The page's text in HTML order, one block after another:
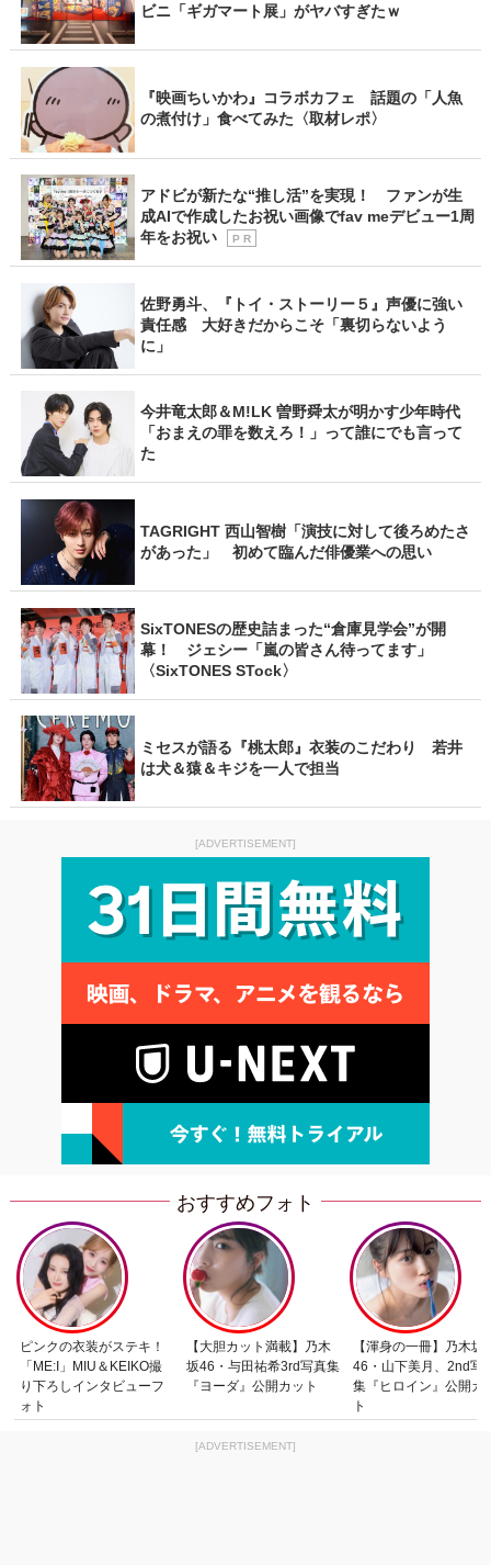
ビニ「ギガマート展」がヤバすぎたｗ
『映画ちいかわ』コラボカフェ 話題の「人魚
の煮付け」食べてみた〈取材レポ〉
アドビが新たな“推し活”を実現！ ファンが生
成AIで作成したお祝い画像でfav meデビュー1周
年をお祝い
P R
佐野勇斗、『トイ・ストーリー５』声優に強い
責任感 大好きだからこそ「裏切らないよう
に」
今井竜太郎＆M!LK 曽野舜太が明かす少年時代
「おまえの罪を数えろ！」って誰にでも言って
た
TAGRIGHT 西山智樹「演技に対して後ろめたさ
があった」 初めて臨んだ俳優業への思い
SixTONESの歴史詰まった“倉庫見学会”が開
幕！ ジェシー「嵐の皆さん待ってます」
〈SixTONES STock〉
ミセスが語る『桃太郎』衣装のこだわり 若井
は犬＆猿＆キジを一人で担当
[ADVERTISEMENT]
おすすめフォト
ピンクの衣装がステキ！
「ME:I」MIU＆KEIKO撮
り下ろしインタビューフ
ォト
【大胆カット満載】乃木
坂46・与田祐希3rd写真集
『ヨーダ』公開カット
【渾身の一冊】乃木坂
46・山下美月、2nd写
集『ヒロイン』公開カ
ト
[ADVERTISEMENT]